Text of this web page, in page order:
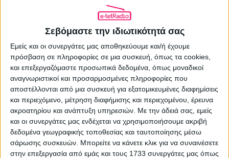
Σεβόμαστε την ιδιωτικότητά σας
Εμείς και οι συνεργάτες μας αποθηκεύουμε και/ή έχουμε
πρόσβαση σε πληροφορίες σε μια συσκευή, όπως τα cookies,
και επεξεργαζόμαστε προσωπικά δεδομένα, όπως μοναδικοί
αναγνωριστικοί και προσαρμοσμένες πληροφορίες που
αποστέλλονται από μια συσκευή για εξατομικευμένες διαφημίσεις
και περιεχόμενο, μέτρηση διαφήμισης και περιεχομένου, έρευνα
ακροατηρίου και ανάπτυξη υπηρεσιών. Με την άδειά σας, εμείς
και οι συνεργάτες μας ενδέχεται να χρησιμοποιήσουμε ακριβή
δεδομένα γεωγραφικής τοποθεσίας και ταυτοποίησης μέσω
σάρωσης συσκευών. Μπορείτε να κάνετε κλικ για να συναινέσετε
στην επεξεργασία από εμάς και τους 1733 συνεργάτες μας όπως
ΔΙΑΒΆΣΤΕ ΠΕΡΙΣΣΌΤΕΡΑ